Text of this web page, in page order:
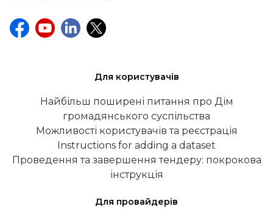
Для користувачів
Найбільш поширені питання про Дім
громадянського суспільства
Можливості користувачів та реєстрація
Instructions for adding a dataset
Проведення та завершення тендеру: покрокова
інструкція
Для провайдерів